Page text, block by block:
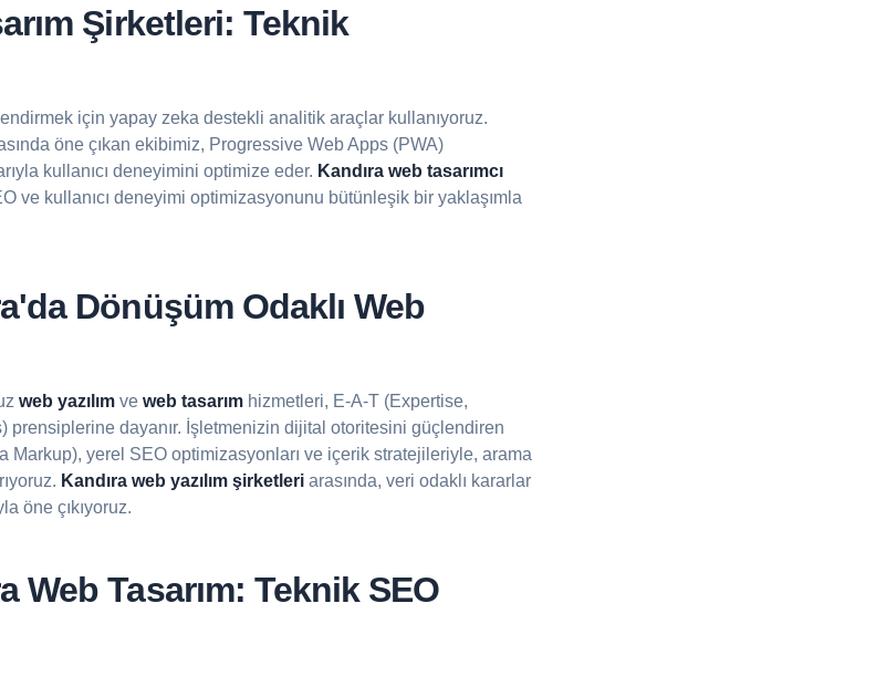
Şirketleri: Teknik
için yapay zeka destekli analitik araçlar kullanıyoruz.
öne çıkan ekibimiz, Progressive Web Apps (PWA)
kullanıcı deneyimini optimize eder. Kandıra web tasarımcı
ve kullanıcı deneyimi optimizasyonunu bütünleşik bir yaklaşımla
Dönüşüm Odaklı Web
web yazılımve web tasarımhizmetleri, E-A-T (Expertise,
prensiplerine dayanır. İşletmenizin dijital otoritesini güçlendiren
Markup), yerel SEO optimizasyonları ve içerik stratejileriyle, arama
Kandıra web yazılım şirketleriarasında, veri odaklı kararlar
öne çıkıyoruz.
Web Tasarım: Teknik SEO